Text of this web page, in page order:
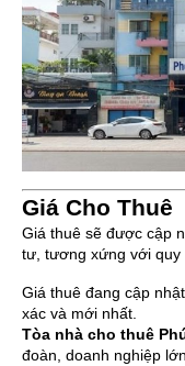
Giá Cho Thuê
Giá thuê sẽ được cập
tư, tương xứng với quy
Giá thuê đang cập
xác và mới nhất.
Tòa nhà cho thuê
đoàn, doanh nghiệp